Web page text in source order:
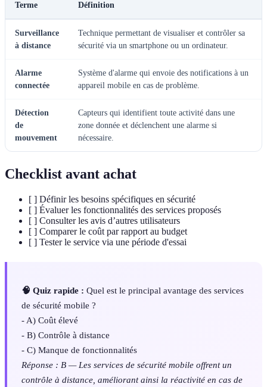
Terme Définition
Surveillance
à distance
Technique permettant de visualiser et contrôler sa
sécurité via un smartphone ou un ordinateur.
Alarme
connectée
Système d'alarme qui envoie des notifications à un
appareil mobile en cas de problème.
Détection
de
mouvement
Capteurs qui identifient toute activité dans une
zone donnée et déclenchent une alarme si
nécessaire.
Checklist avant achat
[ ] Définir les besoins spécifiques en sécurité
[ ] Évaluer les fonctionnalités des services proposés
[ ] Consulter les avis d’autres utilisateurs
[ ] Comparer le coût par rapport au budget
[ ] Tester le service via une période d'essai
🧠 Quiz rapide : Quel est le principal avantage des services
de sécurité mobile ?
- A) Coût élevé
- B) Contrôle à distance
- C) Manque de fonctionnalités
Réponse : B — Les services de sécurité mobile offrent un
contrôle à distance, améliorant ainsi la réactivité en cas de